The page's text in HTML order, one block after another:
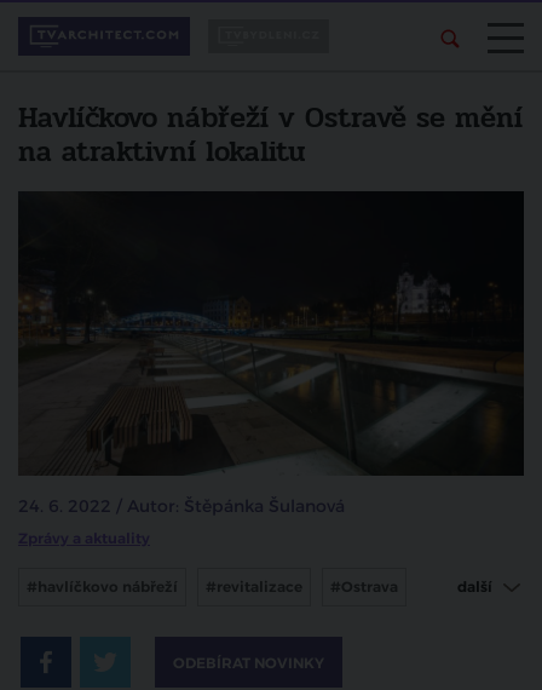
Havlíčkovo nábřeží v Ostravě se mění
na atraktivní lokalitu
24. 6. 2022 / Autor: Štěpánka Šulanová
Zprávy a aktuality
#havlíčkovo nábřeží #revitalizace #Ostrava
#ostravice #nábřeží
další
ODEBÍRAT NOVINKY